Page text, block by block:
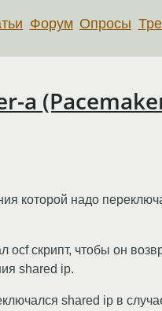
Форум Опросы
а
которой надо
ocf скрипт, чтобы он
shared ip.
shared ip в